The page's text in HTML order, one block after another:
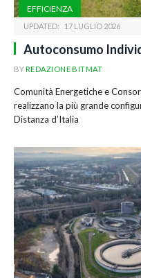
EFFICIENZA
UPDATED: 17 LUGLIO 2026
Autoconsumo
BYREDAZIONE BITMAT
Comunità Energetiche e
realizzano la più grande
Distanza d’Italia